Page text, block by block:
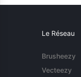
Le Réseau
Brusheezy
Vecteezy